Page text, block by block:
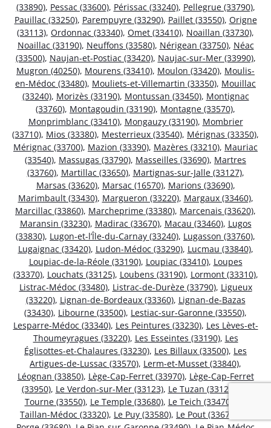
(33890), Pessac (33600), Périssac (33240), Pellegrue (33790),
Pauillac (33250), Parempuyre (33290), Paillet (33550), Origne
(33113), Ordonnac (33340), Omet (33410), Noaillan (33730),
Noaillac (33190), Neuffons (33580), Nérigean (33750), Néac
(33500), Naujan-et-Postiac (33420), Naujac-sur-Mer (33990),
Mugron (40250), Mourens (33410), Moulon (33420), Moulis-
en-Médoc (33480), Mouliets-et-Villemartin (33350), Mouillac
(33240), Morizès (33190), Montussan (33450), Montignac
(33760), Montagoudin (33190), Montagne (33570),
Monprimblanc (33410), Mongauzy (33190), Mombrier
(33710), Mios (33380), Mesterrieux (33540), Mérignas (33350),
Mérignac (33700), Mazion (33390), Mazères (33210), Mauriac
(33540), Massugas (33790), Masseilles (33690), Martres
(33760), Martillac (33650), Martignas-sur-Jalle (33127),
Marsas (33620), Marsac (16570), Marions (33690),
Marimbault (33430), Margueron (33220), Margaux (33460),
Marcillac (33860), Marcheprime (33380), Marcenais (33620),
Maransin (33230), Madirac (33670), Macau (33460), Lugos
(33830), Lugon-et-l’Île-du-Carnay (33240), Lugasson (33760),
Lugaignac (33420), Ludon-Médoc (33290), Lucmau (33840),
Loupiac-de-la-Réole (33190), Loupiac (33410), Loupes
(33370), Louchats (33125), Loubens (33190), Lormont (33310),
Listrac-Médoc (33480), Listrac-de-Durèze (33790), Ligueux
(33220), Lignan-de-Bordeaux (33360), Lignan-de-Bazas
(33430), Libourne (33500), Lestiac-sur-Garonne (33550),
Lesparre-Médoc (33340), Les Peintures (33230), Les Lèves-et-
Thoumeyragues (33220), Les Esseintes (33190), Les
Églisottes-et-Chalaures (33230), Les Billaux (33500), Les
Artigues-de-Lussac (33570), Lerm-et-Musset (33840),
Léognan (33850), Lège-Cap-Ferret (33970), Lège-Cap-Ferret
(33950), Le Verdon-sur-Mer (33123), Le Tuzan (33125)
Tourne (33550), Le Temple (33680), Le Teich (33470)
Taillan-Médoc (33320), Le Puy (33580), Le Pout (33670)